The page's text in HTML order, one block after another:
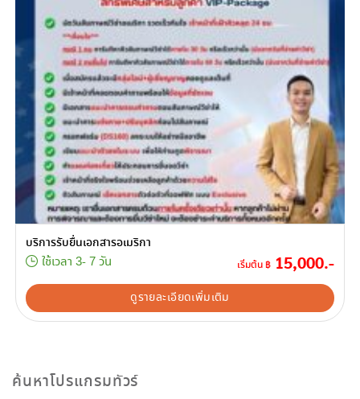
ค้นหาโปรแกรมทัวร์
บริการรับยื่นเอกสารอเมริกา
ใช้เวลา 3- 7 วัน เริ่มต้น ฿ 15,000.-
ดูรายละเอียดเพิ่มเติม